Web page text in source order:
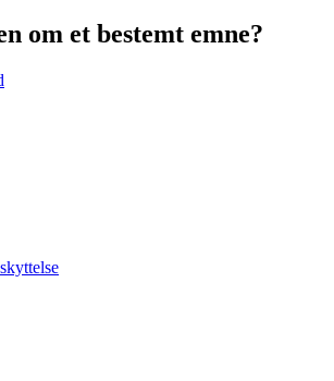
om et bestemt emne?